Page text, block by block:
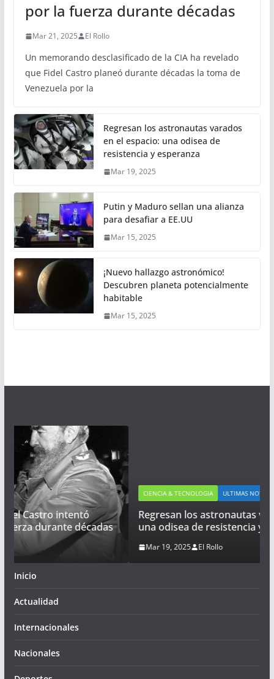
por la fuerza durante décadas
Mar 21, 2025 El Rollo
Un memorando desclasificado de la CIA ha revelado
que Fidel Castro planeó durante décadas la toma de
Venezuela por la
Regresan los astronautas varados
en el espacio: una odisea de
resistencia y esperanza
Mar 19, 2025
Putin y Maduro sellan una alianza
para desafiar a EE.UU
Mar 15, 2025
¡Nuevo hallazgo astronómico!
Descubren planeta potencialmente
habitable
Mar 15, 2025
CIENCIA & TECNOLOGIA ULTIMAS NOTICIAS
Regresan los astronautas varados en el espacio:
una odisea de resistencia y esperanza
Mar 19, 2025
Inicio
Actualidad
Internacionales
Nacionales